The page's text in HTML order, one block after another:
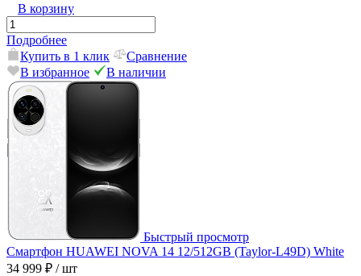
В корзину
Подробнее
Купить в 1 клик
Сравнение
В избранное
В наличии
Быстрый просмотр
Смартфон HUAWEI NOVA 14 12/512GB (Taylor-L49D) White
34 999 ₽ / шт